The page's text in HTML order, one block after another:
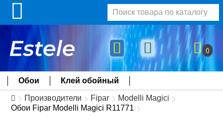
0
Обои Клей обойный
Производители Fipar
Modelli Magici
Обои Fipar Modelli Magici R11771